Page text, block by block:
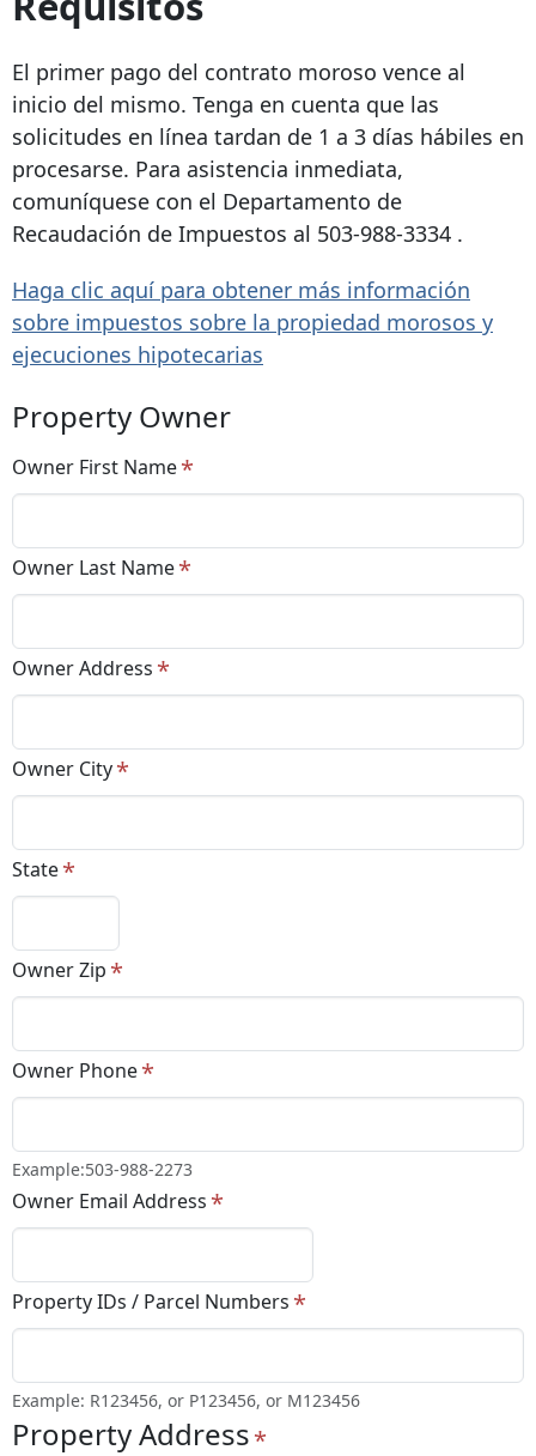
El primer pago del contrato moroso vence al
inicio del mismo. Tenga en cuenta que las
solicitudes en línea tardan de 1 a 3 días hábiles en
procesarse. Para asistencia inmediata,
comuníquese con el Departamento de
Recaudación de Impuestos al 503-988-3334 .
Haga clic aquí para obtener más información
sobre impuestos sobre la propiedad morosos y
ejecuciones hipotecarias
Property Owner
Owner First Name
Owner Last Name
Owner Address
Owner City
State
Owner Zip
Owner Phone
Example:503-988-2273
Owner Email Address
Property IDs / Parcel Numbers
Example: R123456, or P123456, or M123456
Property Address